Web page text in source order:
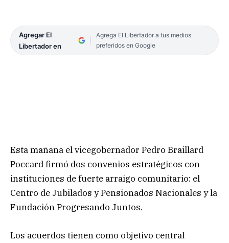
Agregar El
Libertador en
Agrega El Libertador a tus medios
preferidos en Google
Esta mañana el vicegobernador Pedro Braillard
Poccard firmó dos convenios estratégicos con
instituciones de fuerte arraigo comunitario: el
Centro de Jubilados y Pensionados Nacionales y la
Fundación Progresando Juntos.
Los acuerdos tienen como objetivo central